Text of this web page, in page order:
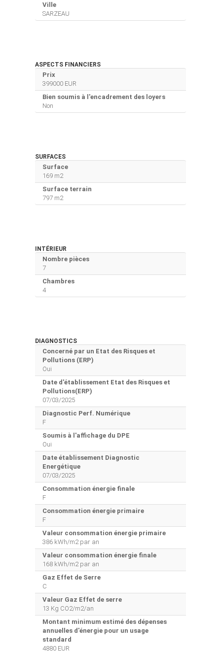
Ville
SARZEAU
ASPECTS FINANCIERS
Prix
399000 EUR
Bien soumis à l'encadrement des loyers
Non
SURFACES
Surface
169 m2
Surface terrain
797 m2
INTÉRIEUR
Nombre pièces
7
Chambres
4
DIAGNOSTICS
Concerné par un Etat des Risques et
Pollutions (ERP)
Oui
Date d'établissement Etat des Risques et
Pollutions(ERP)
07/03/2025
Diagnostic Perf. Numérique
F
Soumis à l'affichage du DPE
Oui
Date établissement Diagnostic
Energétique
07/03/2025
Consommation énergie finale
F
Consommation énergie primaire
F
Valeur consommation énergie primaire
386 kWh/m2 par an
Valeur consommation énergie finale
168 kWh/m2 par an
Gaz Effet de Serre
C
Valeur Gaz Effet de serre
13 Kg CO2/m2/an
Montant minimum estimé des dépenses
annuelles d'énergie pour un usage
standard
4880 EUR